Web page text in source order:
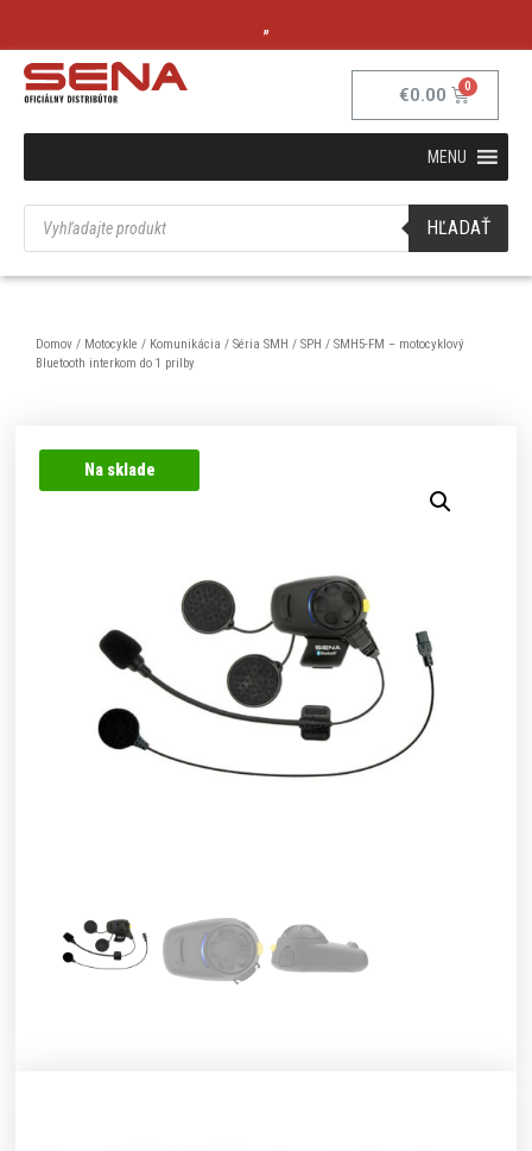
„
€0.00
MENU
HĽADAŤ
Domov / Motocykle / Komunikácia / Séria SMH / SPH / SMH5-FM – motocyklový
Bluetooth interkom do 1 prilby
Na sklade